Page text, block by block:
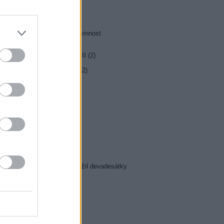
Jesse Stone: Ztracená nevinnost
Případy mimořádné Marty II (2)
Farma Česko II (27)
Kriminálka Las Vegas X (12)
Den poté
Duše jako kaviár
Josef Klíma: Jak jsem přežil devadesátky
Vraždy vo Font-Romeu